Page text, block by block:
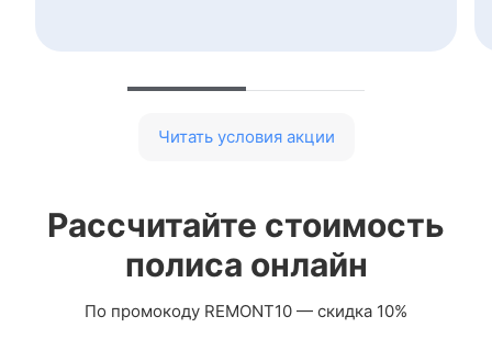
Читать условия акции
Рассчитайте стоимость
полиса онлайн
По промокоду REMONT10 — скидка 10%